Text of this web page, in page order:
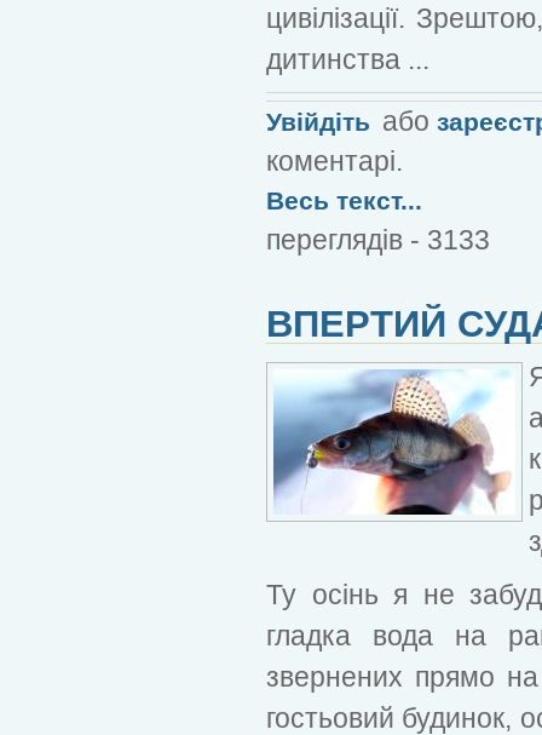
цивілізації.
дитинства ...
Увійдіть або
коментарі.
Весь текст...
переглядів - 3133
ВПЕРТИЙ
Ту осінь я не
гладка вода на
звернених прямо
гостьовий будинок,